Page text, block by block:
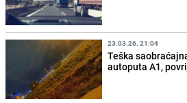
23.03.26. 21:04
Teška
autoputa A1,